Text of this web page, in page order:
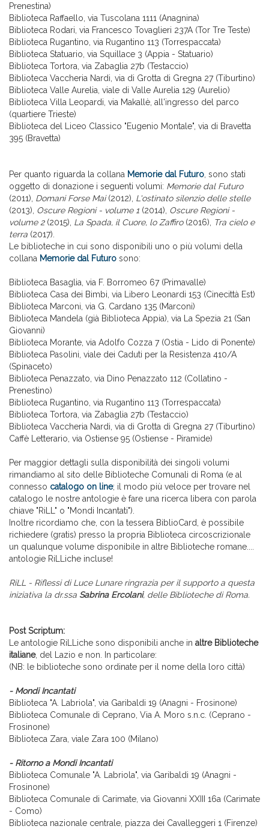
Prenestina)
Biblioteca Raffaello, via Tuscolana 1111 (Anagnina)
Biblioteca Rodari, via Francesco Tovaglieri 237A (Tor Tre Teste)
Biblioteca Rugantino, via Rugantino 113 (Torrespaccata)
Biblioteca Statuario, via Squillace 3 (Appia - Statuario)
Biblioteca Tortora, via Zabaglia 27b (Testaccio)
Biblioteca Vaccheria Nardi, via di Grotta di Gregna 27 (Tiburtino)
Biblioteca Valle Aurelia, viale di Valle Aurelia 129 (Aurelio)
Biblioteca Villa Leopardi, via Makallè, all'ingresso del parco
(quartiere Trieste)
Biblioteca del Liceo Classico "Eugenio Montale", via di Bravetta
395 (Bravetta)
Per quanto riguarda la collana Memorie dal Futuro , sono stati
oggetto di donazione i seguenti volumi: Memorie dal Futuro
(2011), Domani Forse Mai(2012), L'ostinato silenzio delle stelle
(2013), Oscure Regioni - volume 1 (2014), Oscure Regioni -
volume 2 (2015), La Spada, il Cuore, lo Zaffiro(2016),
Tra cielo e
terra (2017).
Le biblioteche in cui sono disponibili uno o più volumi della
collana Memorie dal Futuro sono:
Biblioteca Basaglia, via F. Borromeo 67 (Primavalle)
Biblioteca Casa dei Bimbi, via Libero Leonardi 153 (Cinecittà Est)
Biblioteca Marconi, via G. Cardano 135 (Marconi)
Biblioteca Mandela (già Biblioteca Appia), via La Spezia 21 (San
Giovanni)
Biblioteca Morante, via Adolfo Cozza 7 (Ostia - Lido di Ponente)
Biblioteca Pasolini, viale dei Caduti per la Resistenza 410/A
(Spinaceto)
Biblioteca Penazzato, via Dino Penazzato 112 (Collatino -
Prenestino)
Biblioteca Rugantino, via Rugantino 113 (Torrespaccata)
Biblioteca Tortora, via Zabaglia 27b (Testaccio)
Biblioteca Vaccheria Nardi, via di Grotta di Gregna 27 (Tiburtino)
Caffè Letterario, via Ostiense 95 (Ostiense - Piramide)
Per maggior dettagli sulla disponibilità dei singoli volumi
rimandiamo al sito delle Biblioteche Comunali di Roma (e al
connesso catalogo on line; il modo più veloce per trovare nel
catalogo le nostre antologie è fare una ricerca libera con parola
chiave "RiLL" o "Mondi Incantati").
Inoltre ricordiamo che, con la tessera BiblioCard, è possibile
richiedere (gratis) presso la propria Biblioteca circoscrizionale
un qualunque volume disponibile in altre Biblioteche romane....
antologie RiLLiche incluse!
RiLL - Riflessi di Luce Lunare ringrazia per il supporto a questa
iniziativa la dr.ssa Sabrina Ercolani, delle Biblioteche di Roma.
Post Scriptum:
Le antologie RiLLiche sono disponibili anche in altre Biblioteche
italiane, del Lazio e non. In particolare:
(NB: le biblioteche sono ordinate per il nome della loro città)
- Mondi Incantati
Biblioteca "A. Labriola", via Garibaldi 19 (Anagni - Frosinone)
Biblioteca Comunale di Ceprano, Via A. Moro s.n.c. (Ceprano -
Frosinone)
Biblioteca Zara, viale Zara 100 (Milano)
- Ritorno a Mondi Incantati
Biblioteca Comunale "A. Labriola", via Garibaldi 19 (Anagni -
Frosinone)
Biblioteca Comunale di Carimate, via Giovanni XXIII 16a (Carimate
- Como)
Biblioteca nazionale centrale, piazza dei Cavalleggeri 1 (Firenze)